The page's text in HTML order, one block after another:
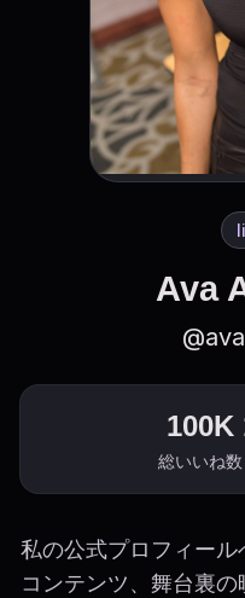
Ava
100K
総いいね数
私の公式プロフィー
コンテンツ、舞台裏